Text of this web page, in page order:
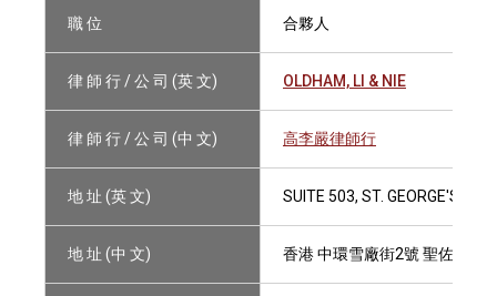
職 位 合夥人
律 師 行 / 公 司 (英 文) OLDHAM, LI & NIE
律 師 行 / 公 司 (中 文) 高李嚴律師行
地 址 (英 文) SUITE 503, ST. GEORGE'S
地 址 (中 文) 香港 中環雪廠街2號 聖佐治大